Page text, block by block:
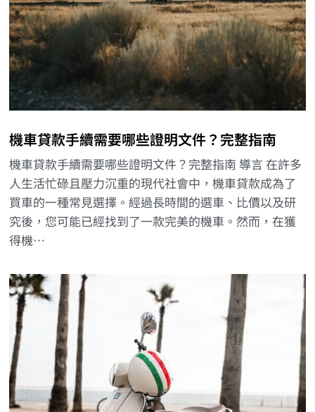
機車貸款手續需要哪些證明文件？完整指南
機車貸款手續需要哪些證明文件？完整指南 導言 在許多
人生活忙碌且壓力沉重的現代社會中，機車貸款成為了
買車的一種常見選擇。經過長時間的選車、比價以及研
究後，您可能已經找到了一款完美的機車。然而，在獲
得機…